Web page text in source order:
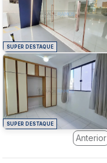
SUPER DESTAQUE
SUPER DESTAQUE
Anterior